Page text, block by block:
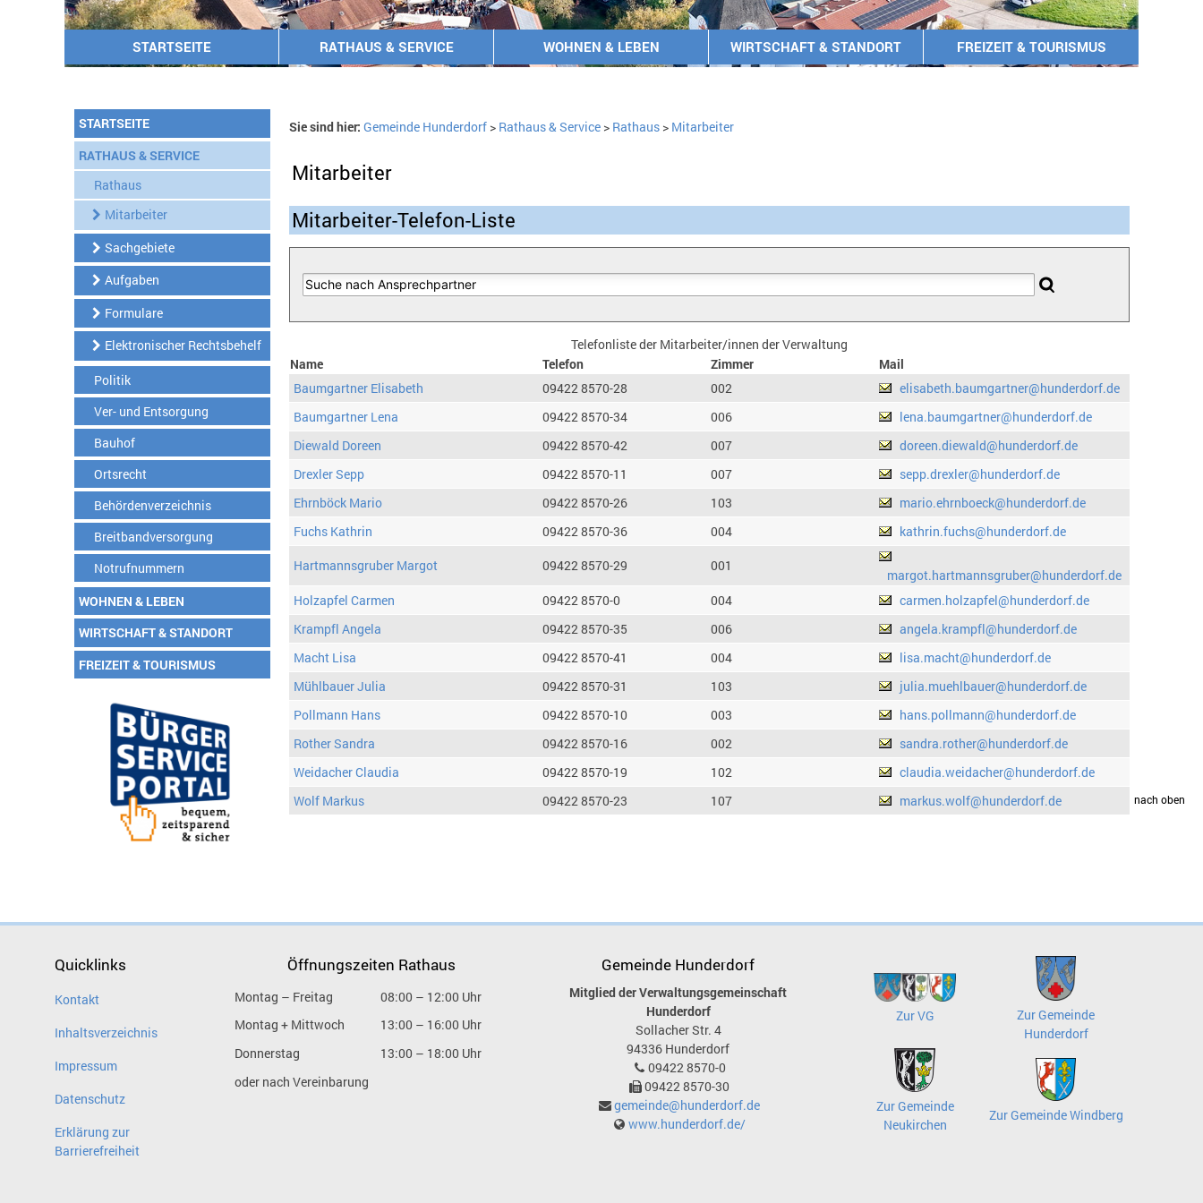
STARTSEITE RATHAUS & SERVICE WOHNEN & LEBEN WIRTSCHAFT & STANDORT FREIZEIT & TOURISMUS
STARTSEITE
RATHAUS & SERVICE
Rathaus
Mitarbeiter
Sachgebiete
Aufgaben
Formulare
Elektronischer Rechtsbehelf
Politik
Ver- und Entsorgung
Bauhof
Ortsrecht
Behördenverzeichnis
Breitbandversorgung
Notrufnummern
WOHNEN & LEBEN
WIRTSCHAFT & STANDORT
FREIZEIT & TOURISMUS
Sie sind hier: Gemeinde Hunderdorf> Rathaus & Service> Rathaus> Mitarbeiter
Mitarbeiter
Mitarbeiter-Telefon-Liste
Telefonliste der Mitarbeiter/innen der Verwaltung
Name
Telefon Zimmer
Mail
Baumgartner Elisabeth
09422 8570-28 002
elisabeth.baumgartner@hunderdorf.de
Baumgartner Lena
09422 8570-34 006
lena.baumgartner@hunderdorf.de
Diewald Doreen
09422 8570-42 007
doreen.diewald@hunderdorf.de
Drexler Sepp
09422 8570-11 007
sepp.drexler@hunderdorf.de
Ehrnböck Mario
09422 8570-26 103
mario.ehrnboeck@hunderdorf.de
Fuchs Kathrin
09422 8570-36 004
kathrin.fuchs@hunderdorf.de
Hartmannsgruber Margot
09422 8570-29 001
margot.hartmannsgruber@hunderdorf.de
Holzapfel Carmen
09422 8570-0 004
carmen.holzapfel@hunderdorf.de
Krampfl Angela
09422 8570-35 006
angela.krampfl@hunderdorf.de
Macht Lisa
09422 8570-41 004
lisa.macht@hunderdorf.de
Mühlbauer Julia
09422 8570-31 103
julia.muehlbauer@hunderdorf.de
Pollmann Hans
09422 8570-10 003
hans.pollmann@hunderdorf.de
Rother Sandra
09422 8570-16 002
sandra.rother@hunderdorf.de
Weidacher Claudia
09422 8570-19 102
claudia.weidacher@hunderdorf.de
Wolf Markus
09422 8570-23 107 markus.wolf@hunderdorf.dedrucken nach oben
Quicklinks
Kontakt
Inhaltsverzeichnis
Impressum
Datenschutz
Erklärung zur
Barrierefreiheit
Öffnungszeiten Rathaus
Montag – Freitag
08:00 – 12:00 Uhr
Montag + Mittwoch
13:00 – 16:00 Uhr
Donnerstag
13:00 – 18:00 Uhr
oder nach Vereinbarung
Gemeinde Hunderdorf
Mitglied der Verwaltungsgemeinschaft
Hunderdorf
Sollacher Str. 4
94336 Hunderdorf
09422 8570-0
09422 8570-30
gemeinde@hunderdorf.de
www.hunderdorf.de/
Zur VG
Zur Gemeinde
Hunderdorf
Zur Gemeinde
Neukirchen
Zur Gemeinde Windberg